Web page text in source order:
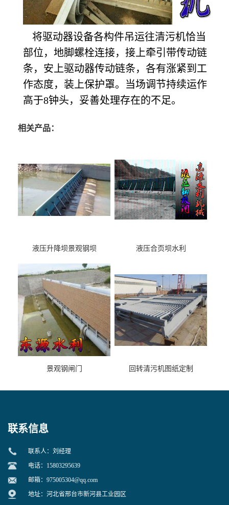
将驱动器设备各构件吊运往清污机恰当
部位，地脚螺栓连接，接上牵引带传动链
条，安上驱动器传动链条，各有涨紧到工
作态度，装上保护罩。当场调节持续运作
高于8钟头，妥善处理存在的不足。
相关产品：
液压升降坝景观钢坝 液压合页坝水利
景观钢闸门 回转清污机图纸定制
联系信息
联系人：刘经理
电话：15803295639
邮箱： 975005304@qq.com
地址：河北省邢台市新河县工业园区